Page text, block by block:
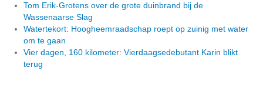
Tom Erik-Grotens over de grote duinbrand bij de
Wassenaarse Slag
Watertekort: Hoogheemraadschap roept op zuinig met water
om te gaan
Vier dagen, 160 kilometer: Vierdaagsedebutant Karin blikt
terug